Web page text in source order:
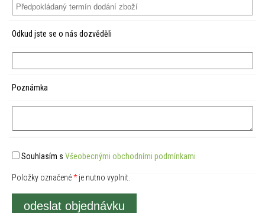
Odkud jste se o nás dozvěděli
Poznámka
Souhlasím s Všeobecnými obchodními podmínkami
Položky označené*je nutno vyplnit.
odeslat objednávku